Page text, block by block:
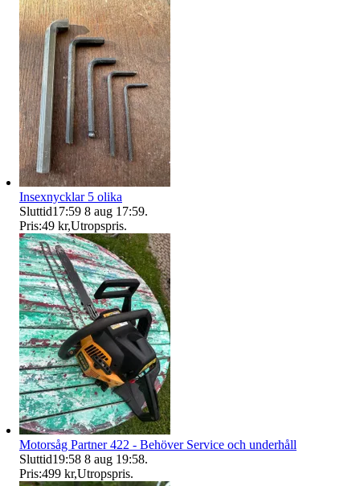
Insexnycklar 5 olika
Sluttid17:59 8 aug 17:59.
Pris:49 kr,Utropspris.
Motorsåg Partner 422 - Behöver Service och underhåll
Sluttid19:58 8 aug 19:58.
Pris:499 kr,Utropspris.